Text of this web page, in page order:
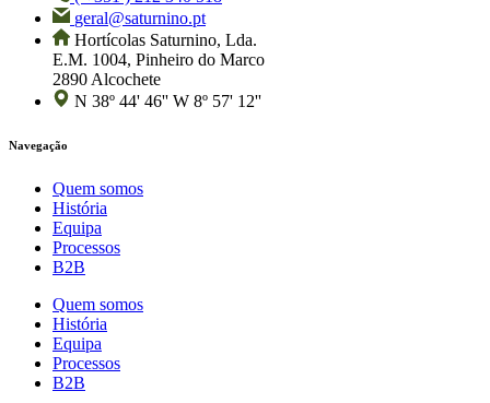
geral@saturnino.pt
Hortícolas Saturnino, Lda.
E.M. 1004, Pinheiro do Marco
2890 Alcochete
N 38º 44' 46'' W 8º 57' 12''
Navegação
Quem somos
História
Equipa
Processos
B2B
Quem somos
História
Equipa
Processos
B2B